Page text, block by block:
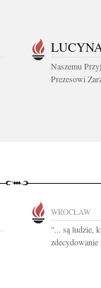
Naszemu
Prezesowi
WROCŁAW
"... są ludzie,
zdecydowanie